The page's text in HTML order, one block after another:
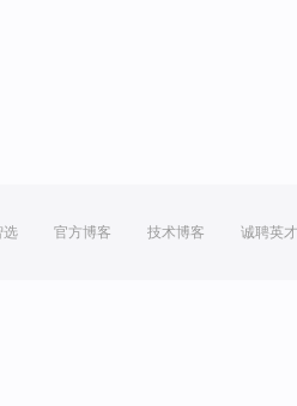
选 官方博客 技术博客 诚聘英才